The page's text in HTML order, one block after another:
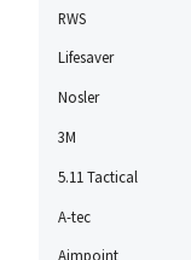
RWS
Lifesaver
Nosler
3M
5.11 Tactical
A-tec
Aimpoint